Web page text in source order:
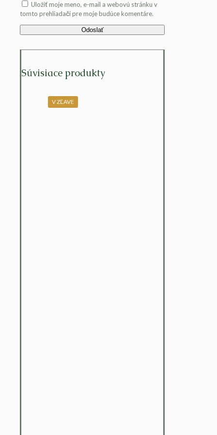
Uložiť moje meno, e-mail a webovú stránku v
tomto prehliadači pre moje budúce komentáre.
Súvisiace produkty
V ZĽAVE